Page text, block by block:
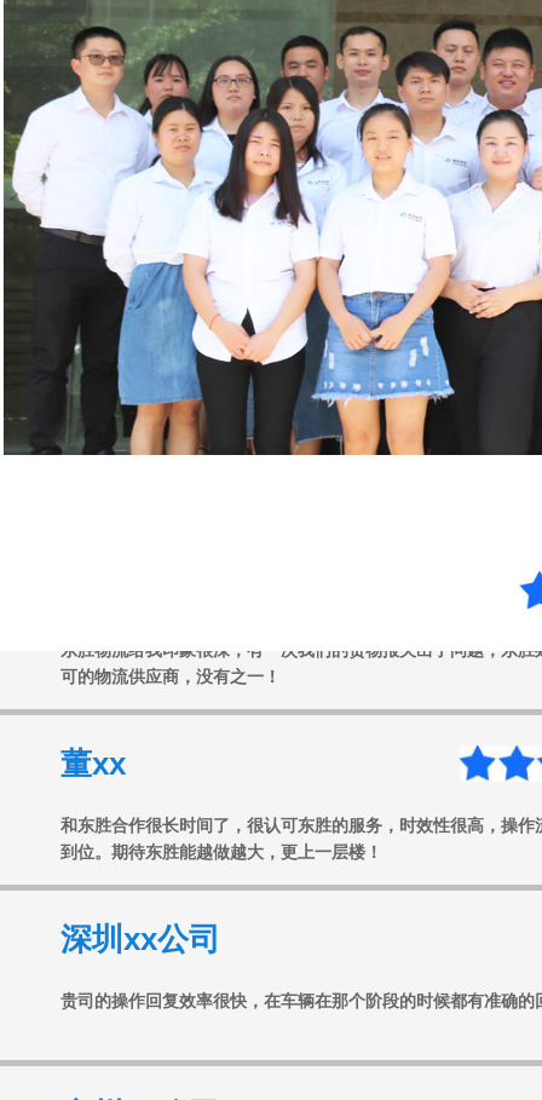
可的物流供应商，没有之一！
董xx
到位。期待东胜能越做越大，更上一层楼！
深圳xx公司
广州xx公司